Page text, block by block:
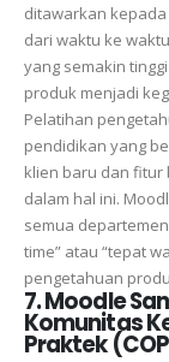
ditawarkan
dari waktu ke
yang semakin
produk menjadi
Pelatihan
pendidikan yang
klien baru dan fitur
dalam hal ini.
semua
time” atau “tepat
pengetahuan
7. Moodle
Komunitas
Praktek